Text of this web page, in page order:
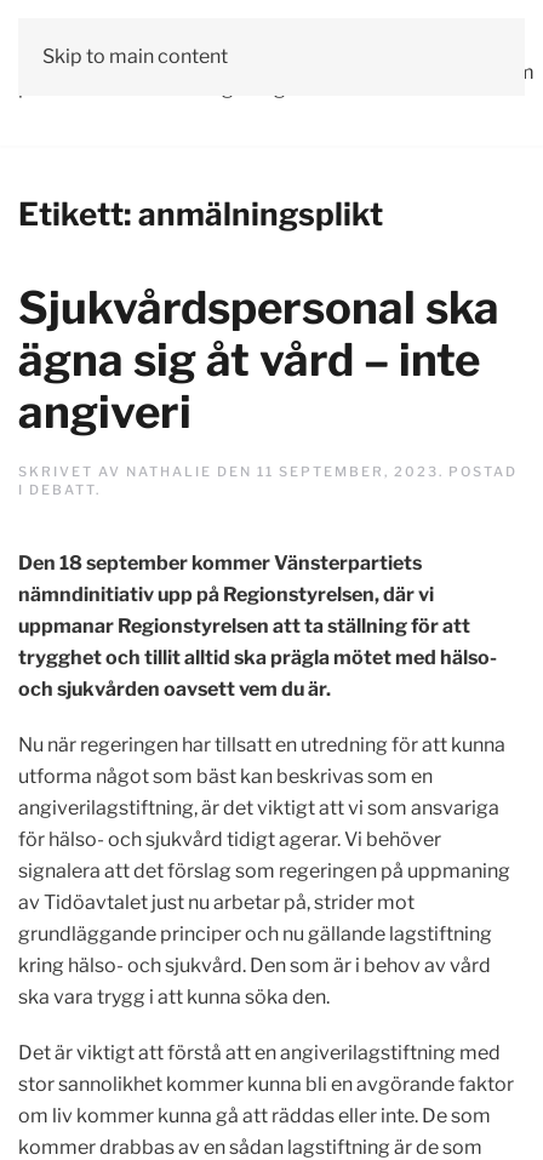
Skip to main content
Vår
Debatt
OmLäs våra
Valprogram
Etikett:anmälningsplikt
Sjukvårdspersonal ska
ägna sig åt vård – inte
angiveri
SKRIVET AV NATHALIE DEN 11 SEPTEMBER, 2023. POSTAD
I DEBATT.
Den 18 september kommer Vänsterpartiets
nämndinitiativ upp på Regionstyrelsen, där vi
uppmanar Regionstyrelsen att ta ställning för att
trygghet och tillit alltid ska prägla mötet med hälso-
och sjukvården oavsett vem du är.
Nu när regeringen har tillsatt en utredning för att kunna
utforma något som bäst kan beskrivas som en
angiverilagstiftning, är det viktigt att vi som ansvariga
för hälso- och sjukvård tidigt agerar. Vi behöver
signalera att det förslag som regeringen på uppmaning
av Tidöavtalet just nu arbetar på, strider mot
grundläggande principer och nu gällande lagstiftning
kring hälso- och sjukvård. Den som är i behov av vård
ska vara trygg i att kunna söka den.
Det är viktigt att förstå att en angiverilagstiftning med
stor sannolikhet kommer kunna bli en avgörande faktor
om liv kommer kunna gå att räddas eller inte. De som
kommer drabbas av en sådan lagstiftning är de som